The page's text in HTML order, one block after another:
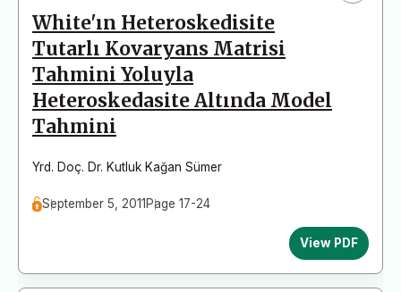
White'ın Heteroskedisite
Tutarlı Kovaryans Matrisi
Tahmini Yoluyla
Heteroskedasite Altında Model
Tahmini
Yrd. Doç. Dr. Kutluk Kağan Sümer
September 5, 2011 Page 17-24
View PDF